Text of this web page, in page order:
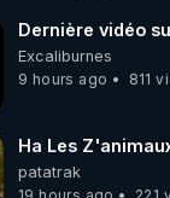
Dernière vidéo
Excaliburnes
9 hours ago
811
Ha Les
patatrak